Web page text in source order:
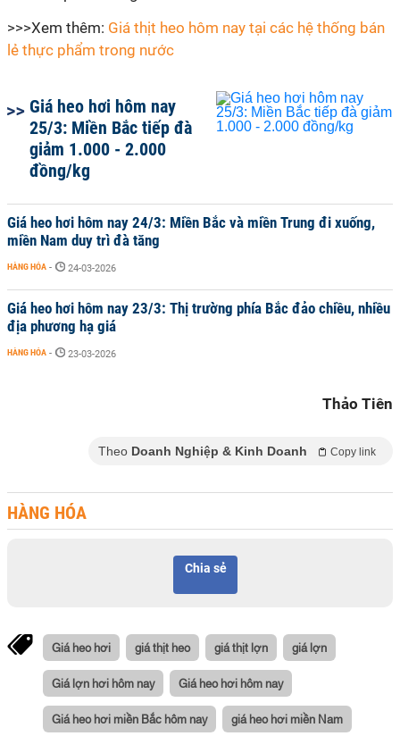
>>>Xem thêm: Giá thịt heo hôm nay tại các hệ thống bán
lẻ thực phẩm trong nước
Giá heo hơi hôm nay
25/3: Miền Bắc tiếp đà
giảm 1.000 - 2.000
đồng/kg
Giá heo hơi hôm nay 24/3: Miền Bắc và miền Trung đi xuống,
miền Nam duy trì đà tăng
HÀNG HÓA - 24-03-2026
Giá heo hơi hôm nay 23/3: Thị trường phía Bắc đảo chiều, nhiều
địa phương hạ giá
HÀNG HÓA - 23-03-2026
Thảo Tiên
Theo Doanh Nghiệp & Kinh Doanh Copy link
HÀNG HÓA
Chia sẻ
Giá heo hơi giá thịt heo giá thịt lợn giá lợn
Giá lợn hơi hôm nay Giá heo hơi hôm nay
Giá heo hơi miền Bắc hôm nay giá heo hơi miền Nam